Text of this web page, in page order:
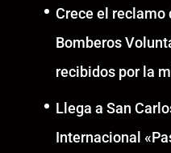
Crece el reclamo
Bomberos
recibidos por la
Llega a San
Internacional